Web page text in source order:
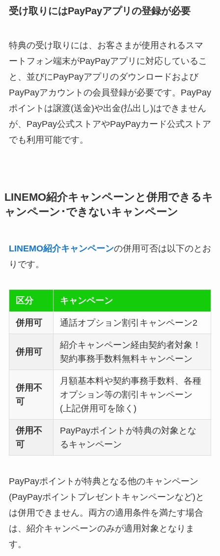
受け取りにはPayPayアプリの登録が必要
特典の受け取りには、お客さまが使用されるスマ
ートフォン端末がPayPayアプリに対応しているこ
と、並びにPayPayアプリのダウンロードおよび
PayPayアカウントの会員登録が必要です。PayPay
ポイントは譲渡(送金)や出金(払出し)はできません
が、PayPay公式ストアやPayPayカード公式ストア
でも利用可能です。
LINEMO紹介キャンペーンと併用できるキ
ャンペーン･できないキャンペーン
LINEMO紹介キャンペーンの併用可否は以下のとお
りです。
区分 キャンペーン
併用可 通話オプション割引キャンペーン2
併用可
紹介キャンペーン経由契約者対象！
契約事務手数料無料キャンペーン
併用不
可
月額基本料や契約事務手数料、各種
オプション等の割引キャンペーン
(上記併用可を除く)
併用不
可
PayPayポイントが特典の対象とな
るキャンペーン
PayPayポイントが特典となる他のキャンペーン
(PayPayポイントプレゼントキャンペーンなど)と
は併用できません。両方の適用条件を満たす場合
は、紹介キャンペーンのみが適用対象となりま
す。